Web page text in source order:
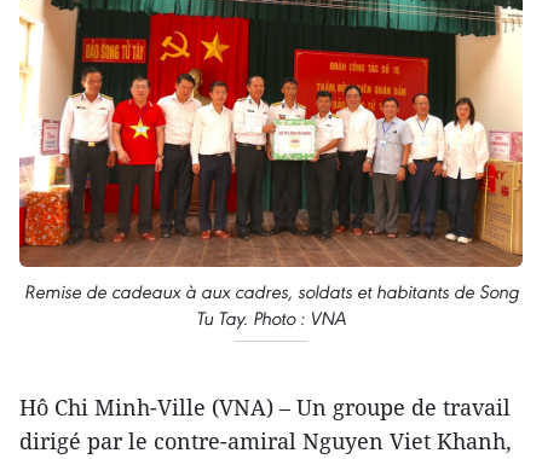
Remise de cadeaux à aux cadres, soldats et habitants de Song
Tu Tay. Photo : VNA
Hô Chi Minh-Ville (VNA) – Un groupe de travail
dirigé par le contre-amiral Nguyen Viet Khanh,